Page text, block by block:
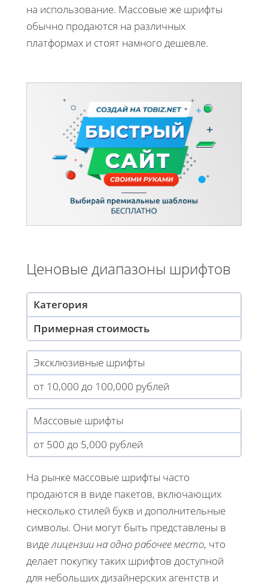
на использование. Массовые же шрифты
обычно продаются на различных
платформах и стоят намного дешевле.
Ценовые диапазоны шрифтов
Категория
Примерная стоимость
Эксклюзивные шрифты
от 10,000 до 100,000 рублей
Массовые шрифты
от 500 до 5,000 рублей
На рынке массовые шрифты часто
продаются в виде пакетов, включающих
несколько стилей букв и дополнительные
символы. Они могут быть представлены в
виделицензии на одно рабочее место, что
делает покупку таких шрифтов доступной
для небольших дизайнерских агентств и